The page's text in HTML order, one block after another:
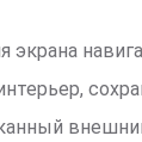
экрана